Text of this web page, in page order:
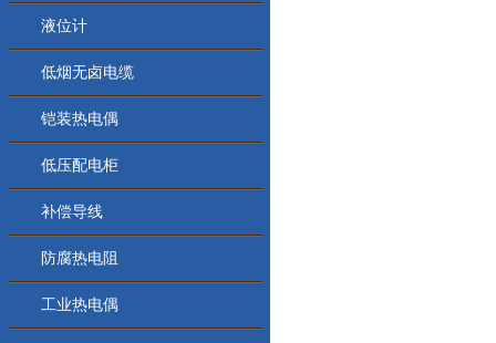
液位计
低烟无卤电缆
铠装热电偶
低压配电柜
补偿导线
防腐热电阻
工业热电偶